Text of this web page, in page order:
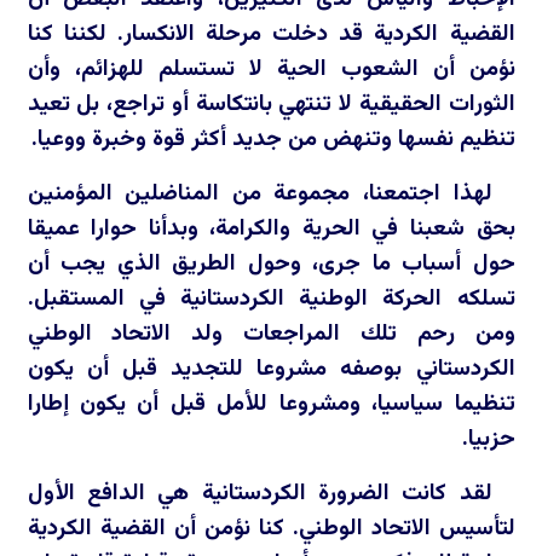
القضية الكردية قد دخلت مرحلة الانكسار. لكننا كنا
نؤمن أن الشعوب الحية لا تستسلم للهزائم، وأن
الثورات الحقيقية لا تنتهي بانتكاسة أو تراجع، بل تعيد
تنظيم نفسها وتنهض من جديد أكثر قوة وخبرة ووعيا.
لهذا اجتمعنا، مجموعة من المناضلين المؤمنين
بحق شعبنا في الحرية والكرامة، وبدأنا حوارا عميقا
حول أسباب ما جرى، وحول الطريق الذي يجب أن
تسلكه الحركة الوطنية الكردستانية في المستقبل.
ومن رحم تلك المراجعات ولد الاتحاد الوطني
الكردستاني بوصفه مشروعا للتجديد قبل أن يكون
تنظيما سياسيا، ومشروعا للأمل قبل أن يكون إطارا
حزبيا.
لقد كانت الضرورة الكردستانية هي الدافع الأول
لتأسيس الاتحاد الوطني. كنا نؤمن أن القضية الكردية